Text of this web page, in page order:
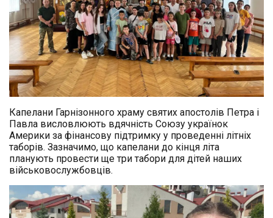
Капелани Гарнізонного храму святих апостолів Петра і
Павла висловлюють вдячність Союзу українок
Америки за фінансову підтримку у проведенні літніх
таборів. Зазначимо, що капелани до кінця літа
планують провести ще три табори для дітей наших
військовослужбовців.